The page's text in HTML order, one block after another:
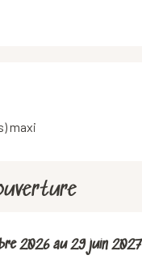
maxi
2026 au29 juin 2027
2026 au29 juin 2027